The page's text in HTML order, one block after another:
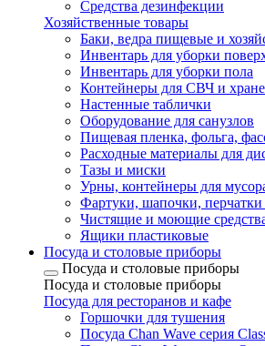
Средства дезинфекции
Хозяйственные товары
Баки, ведра пищевые и
Инвентарь для уборки
Инвентарь для уборки пола
Контейнеры для СВЧ и
Настенные таблички
Оборудование для санузлов
Пищевая пленка, фольга,
Расходные материалы для
Тазы и миски
Урны, контейнеры для
Фартуки, шапочки, перчатки
Чистящие и моющие
Ящики пластиковые
Посуда и столовые приборы
Посуда и столовые приборы
Посуда и столовые приборы
Посуда для ресторанов и кафе
Горшочки для тушения
Посуда Chan Wave серия